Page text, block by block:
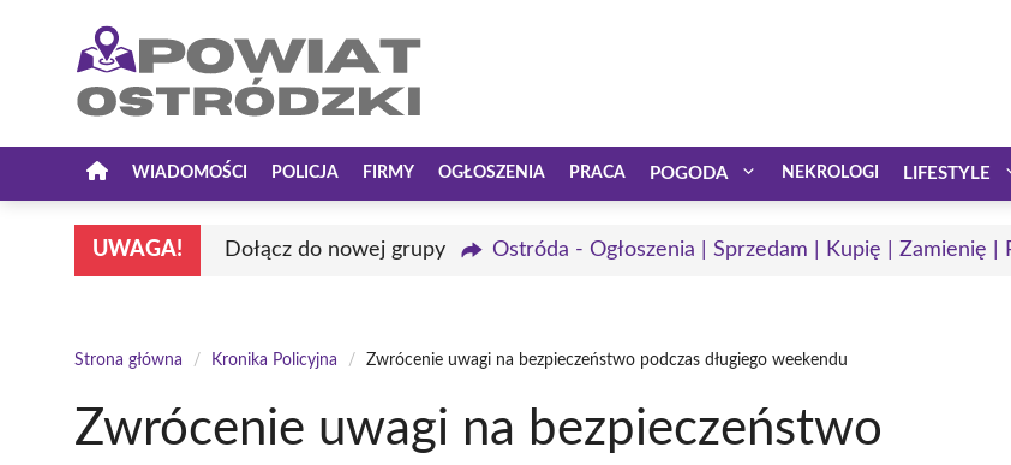
WIADOMOŚCI POLICJA FIRMY OGŁOSZENIA PRACA POGODA NEKROLOGI LIFESTYLE
UWAGA! Dołącz do nowej grupy Ostróda - Ogłoszenia | Sprzedam | Kupię | Zamienię |
Strona główna / Kronika Policyjna / Zwrócenie uwagi na bezpieczeństwo podczas długiego weekendu
Zwrócenie uwagi na bezpieczeństwo